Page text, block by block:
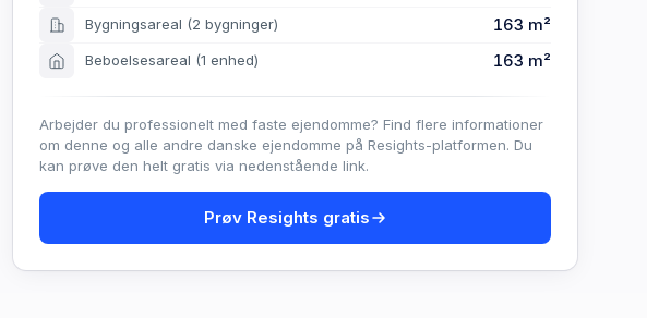
Bygningsareal (2 bygninger) 163 m²
Beboelsesareal (1 enhed) 163 m²
Arbejder du professionelt med faste ejendomme? Find flere informationer
om denne og alle andre danske ejendomme på Resights-platformen. Du
kan prøve den helt gratis via nedenstående link.
Prøv Resights gratis